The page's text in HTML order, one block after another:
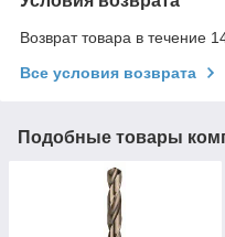
Возврат товара в течение
Все условия возврата
Подобные товары